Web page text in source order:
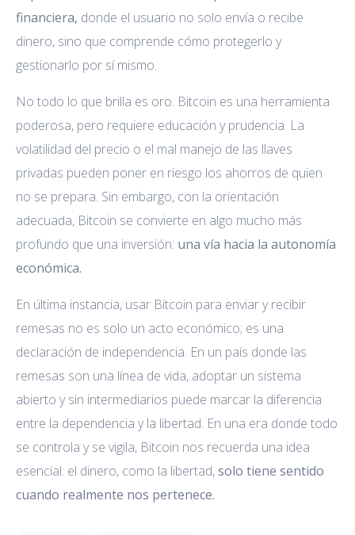
financiera, donde el usuario no solo envía o recibe
dinero, sino que comprende cómo protegerlo y
gestionarlo por sí mismo.
No todo lo que brilla es oro. Bitcoin es una herramienta
poderosa, pero requiere educación y prudencia. La
volatilidad del precio o el mal manejo de las llaves
privadas pueden poner en riesgo los ahorros de quien
no se prepara. Sin embargo, con la orientación
adecuada, Bitcoin se convierte en algo mucho más
profundo que una inversión: una vía hacia la autonomía
económica.
En última instancia, usar Bitcoin para enviar y recibir
remesas no es solo un acto económico; es una
declaración de independencia. En un país donde las
remesas son una línea de vida, adoptar un sistema
abierto y sin intermediarios puede marcar la diferencia
entre la dependencia y la libertad. En una era donde todo
se controla y se vigila, Bitcoin nos recuerda una idea
esencial: el dinero, como la libertad,solo tiene sentido
cuando realmente nos pertenece.